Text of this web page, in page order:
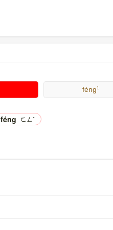
féng1
féng ㄈㄥˊ